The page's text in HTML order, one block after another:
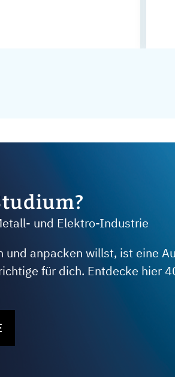
und Elektro-Industrie
und anpacken willst, ist eine
für dich. Entdecke hier